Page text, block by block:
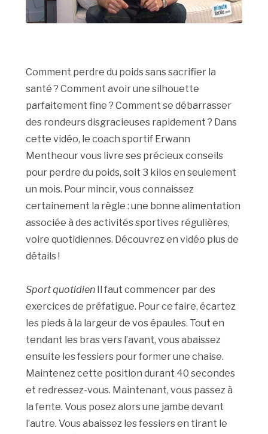
Comment perdre du poids sans sacrifier la
santé ? Comment avoir une silhouette
parfaitement fine ? Comment se débarrasser
des rondeurs disgracieuses rapidement ? Dans
cette vidéo, le coach sportif Erwann
Mentheour vous livre ses précieux conseils
pour perdre du poids, soit 3 kilos en seulement
un mois. Pour mincir, vous connaissez
certainement la règle : une bonne alimentation
associée à des activités sportives régulières,
voire quotidiennes. Découvrez en vidéo plus de
détails !
Sport quotidien Il faut commencer par des
exercices de préfatigue. Pour ce faire, écartez
les pieds à la largeur de vos épaules. Tout en
tendant les bras vers l’avant, vous abaissez
ensuite les fessiers pour former une chaise.
Maintenez cette position durant 40 secondes
et redressez-vous. Maintenant, vous passez à
la fente. Vous posez alors une jambe devant
l’autre. Vous abaissez les fessiers en tirant le